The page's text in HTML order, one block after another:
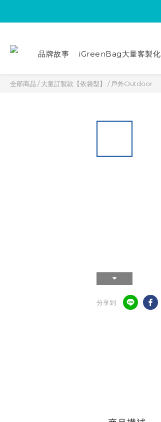
品牌故事 iGreenBag大量客製化
全部商品 /大量訂製款【依袋型】 / 戶外Outdoor
分享到